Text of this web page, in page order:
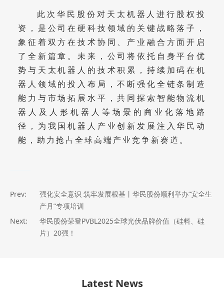
此次华民股份对天太机器人进行股权投
资，是公司在硬科技领域的关键战略落子，
象征着双方在技术协同、产业融合方面开启
了全新篇章。未来，公司将依托自身平台优
势与天太机器人的技术积累，持续加码在机
器人领域的投入布局，不断强化全链条制造
能力与市场拓展水平，共同探索智能物流机
器人及人形机器人等场景的商业化落地路
径，为我国机器人产业创新发展注入华民动
能，助力抢占全球高端产业竞争新赛道。
Prev:
强化安全意识 筑牢发展根基丨华民股份顺利举办“安全生
产月”专项培训
Next:
华民股份荣登PVBL2025全球光伏品牌价值（硅料、硅
片）20强！
Latest News